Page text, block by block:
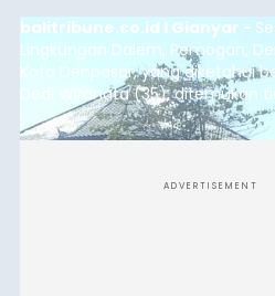
sempat memberitahukan lokasi
melalui pesan singkat
mengirimkan foto dua botol
istrinya.
Gianyar